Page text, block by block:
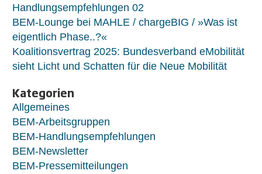
Handlungsempfehlungen 02
BEM-Lounge bei MAHLE / chargeBIG / »Was ist
eigentlich Phase..?«
Koalitionsvertrag 2025: Bundesverband eMobilität
sieht Licht und Schatten für die Neue Mobilität
Kategorien
Allgemeines
BEM-Arbeitsgruppen
BEM-Handlungsempfehlungen
BEM-Newsletter
BEM-Pressemitteilungen